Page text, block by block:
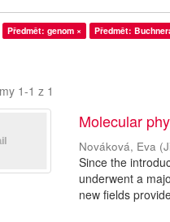
Předmět: genom × Předmět:
1-1 z 1
Molecular
Nováková, Eva (
Since the
underwent a
new fields